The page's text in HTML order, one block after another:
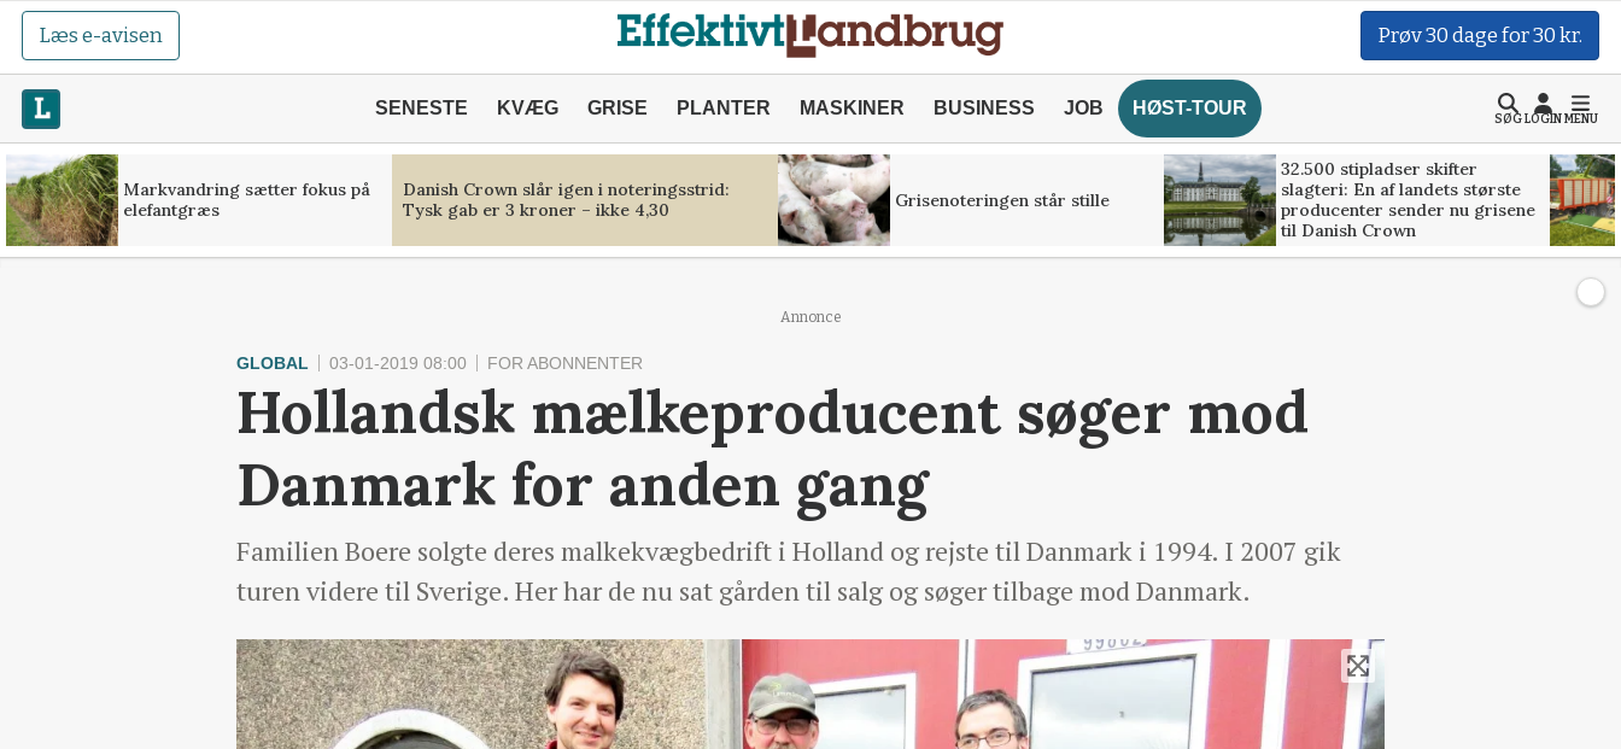
Læs e-avisen Prøv 30 dage for 30 kr.
SENESTE KVÆG GRISE PLANTER MASKINER BUSINESS JOB HØST-TOUR
SØGLOGINMENU
Markvandring sætter fokus på
elefantgræs
Danish Crown slår igen i noteringsstrid:
Tysk gab er 3 kroner – ikke 4,30
Grisenoteringen står stille
32.500 stipladser skifter
slagteri: En af landets største
producenter sender nu grisene
til Danish Crown
Annonce
GLOBAL 03-01-2019 08:00 FOR ABONNENTER
Hollandsk mælkeproducent søger mod
Danmark for anden gang
Familien Boere solgte deres malkekvægbedrift i Holland og rejste til Danmark i 1994. I 2007 gik
turen videre til Sverige. Her har de nu sat gården til salg og søger tilbage mod Danmark.